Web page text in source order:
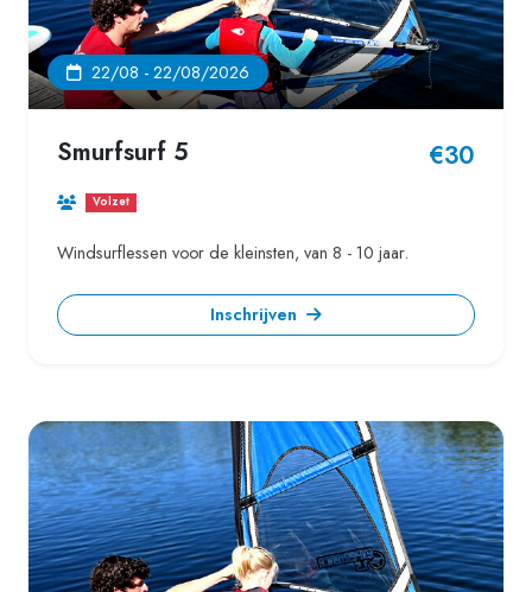
22/08 - 22/08/2026
Smurfsurf 5 €30
Volzet
Windsurflessen voor de kleinsten, van 8 - 10 jaar.
Inschrijven